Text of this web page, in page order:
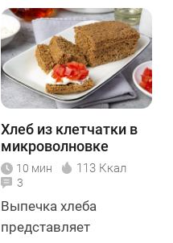
Хлеб из клетчатки в
микроволновке
10 мин 113 Ккал
3
Выпечка хлеба
представляет